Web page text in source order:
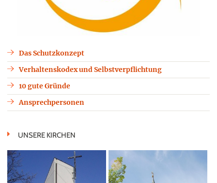
Das Schutzkonzept
Verhaltenskodex und Selbstverpflichtung
10 gute Gründe
Ansprechpersonen
UNSERE KIRCHEN